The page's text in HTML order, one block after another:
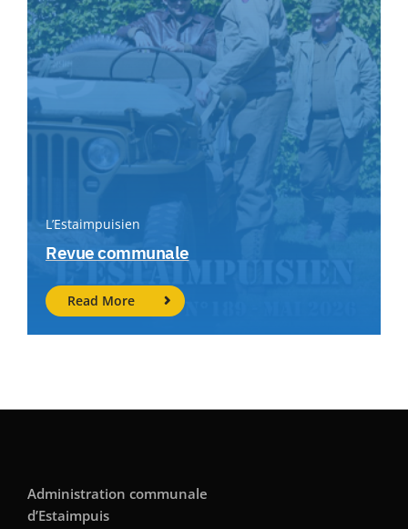
L’Estaimpuisien
Revue communale
Read More
Administration communale
d’Estaimpuis